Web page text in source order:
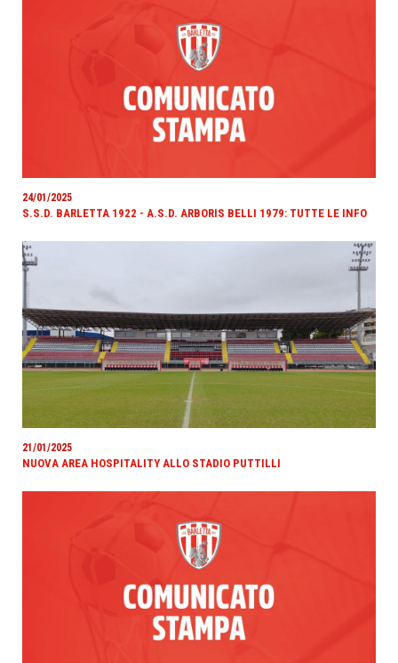
24/01/2025
S.S.D. BARLETTA 1922 - A.S.D. ARBORIS BELLI 1979: TUTTE LE INFO
21/01/2025
NUOVA AREA HOSPITALITY ALLO STADIO PUTTILLI